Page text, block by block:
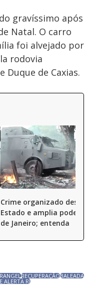
gravíssimo após
Natal. O carro
foi alvejado por
rodovia
Duque de Caxias.
Crime organizado
Estado e amplia poder no
de Janeiro; entenda
RECUPERAÇÃOBALEADA
ALERTA RJ